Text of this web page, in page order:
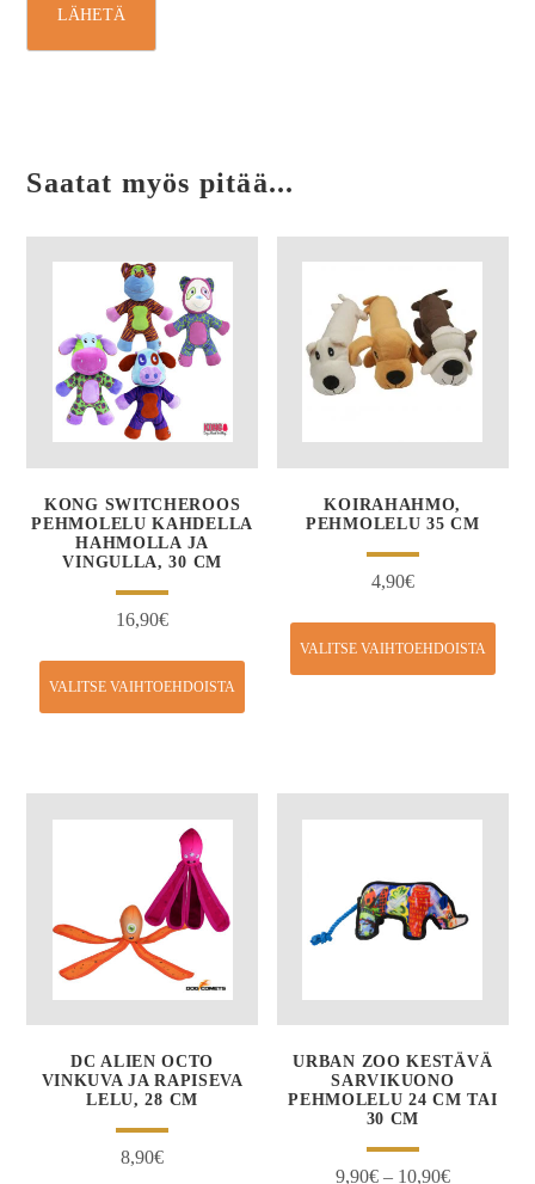
Saatat myös pitää...
KONG SWITCHEROOS
PEHMOLELU KAHDELLA
HAHMOLLA JA
VINGULLA, 30 CM
16,90€
VALITSE VAIHTOEHDOISTA
KOIRAHAHMO,
PEHMOLELU 35 CM
4,90€
VALITSE VAIHTOEHDOISTA
DC ALIEN OCTO
VINKUVA JA RAPISEVA
LELU, 28 CM
8,90€
URBAN ZOO KESTÄVÄ
SARVIKUONO
PEHMOLELU 24 CM TAI
30 CM
9,90€ – 10,90€